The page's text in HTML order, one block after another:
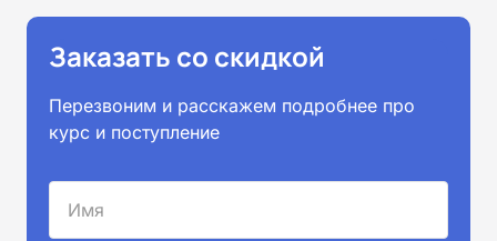
Заказать со скидкой
Перезвоним и расскажем подробнее про
курс и поступление